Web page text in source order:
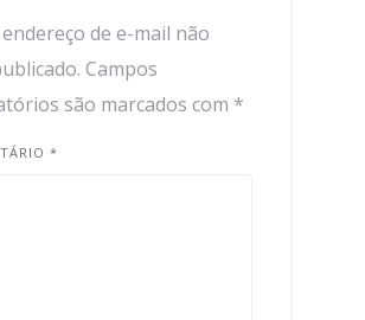
de e-mail não
Campos
são marcados com *
*